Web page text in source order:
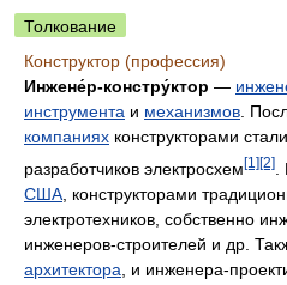
Толкование
Конструктор (профессия)
Инжене́р-констру́ктор —
инструмента и механизмов .
компаниях конструкторами
разработчиков электросхем[1][2]
США , конструкторами
электротехников, собственно
инженеров-строителей и др.
архитектора , и инженера-